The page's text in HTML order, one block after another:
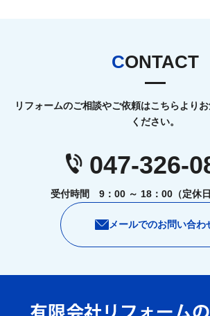
CONTACT
リフォームのご相談やご依頼はこちらより
ください。
047-326-
受付時間 9：00 ～ 18：00（定休日
メールでのお問い合わ